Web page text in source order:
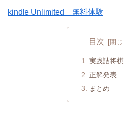
kindle Unlimited 無料体験
目次
実践詰将棋
正解発表
まとめ